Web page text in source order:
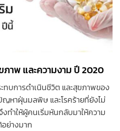
าพ และความงาม ปี 2020
บการดำเนินชีวิต และสุขภาพของ
ญหาฝุ่นมลพิษ และโรคร้ายที่ยังไม่
ทำให้ผู้คนเริ่มหันกลับมาให้ความ
ย่างมาก